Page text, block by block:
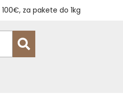
za pakete do 1kg